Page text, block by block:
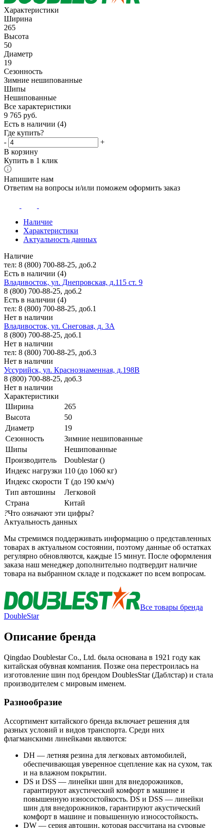
Характеристики
Ширина
265
Высота
50
Диаметр
19
Сезонность
Зимние нешипованные
Шипы
Нешипованные
Все характеристики
9 765 руб.
Есть в наличии (4)
Где купить?
-
+
В корзину
Купить в 1 клик
Напишите нам
Ответим на вопросы и/или поможем оформить заказ
Наличие
Характеристики
Актуальность данных
Наличие
тел: 8 (800) 700-88-25, доб.2
Есть в наличии (4)
Владивосток, ул. Днепровская, д.115 ст. 9
8 (800) 700-88-25, доб.2
Есть в наличии (4)
тел: 8 (800) 700-88-25, доб.1
Нет в наличии
Владивосток, ул. Снеговая, д. 3А
8 (800) 700-88-25, доб.1
Нет в наличии
тел: 8 (800) 700-88-25, доб.3
Нет в наличии
Уссурийск, ул. Краснознаменная, д.198В
8 (800) 700-88-25, доб.3
Нет в наличии
Характеристики
Ширина
265
Высота
50
Диаметр
19
Сезонность
Зимние нешипованные
Шипы
Нешипованные
Производитель
Doublestar ()
Индекс нагрузки 110 (до 1060 кг)
Индекс скорости T (до 190 км/ч)
Тип автошины
Легковой
Страна
Китай
?Что означают эти цифры?
Актуальность данных
Мы стремимся поддерживать информацию о представленных
товарах в актуальном состоянии, поэтому данные об остатках
регулярно обновляются, каждые 15 минут. После оформления
заказа наш менеджер дополнительно подтвердит наличие
товара на выбранном складе и подскажет по всем вопросам.
Все товары бренда
DoubleStar
Описание бренда
Qingdao Doublestar Co., Ltd. была основана в 1921 году как
китайская обувная компания. Позже она перестроилась на
изготовление шин под брендом DoublesStar (Даблстар) и стала
производителем с мировым именем.
Разнообразие
Ассортимент китайского бренда включает решения для
разных условий и видов транспорта. Среди них
флагманскими линейками являются:
DH — летняя резина для легковых автомобилей,
обеспечивающая уверенное сцепление как на сухом, так
и на влажном покрытии.
DS и DSS — линейки шин для внедорожников,
гарантируют акустический комфорт в машине и
повышенную износостойкость. DS и DSS — линейки
шин для внедорожников, гарантируют акустический
комфорт в машине и повышенную износостойкость.
DW — серия автошин, которая рассчитана на суровые